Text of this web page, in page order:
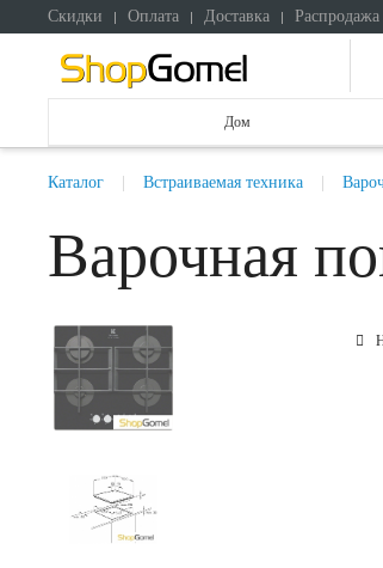
Скидки Оплата Доставка Распродажа
Дом
Каталог Встраиваемая техника
Варочная